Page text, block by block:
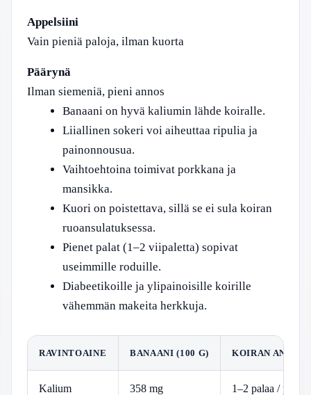
Appelsiini
Vain pieniä paloja, ilman kuorta
Päärynä
Ilman siemeniä, pieni annos
Banaani on hyvä kaliumin lähde koiralle.
Liiallinen sokeri voi aiheuttaa ripulia ja
painonnousua.
Vaihtoehtoina toimivat porkkana ja
mansikka.
Kuori on poistettava, sillä se ei sula koiran
ruoansulatuksessa.
Pienet palat (1–2 viipaletta) sopivat
useimmille roduille.
Diabeetikoille ja ylipainoisille koirille
vähemmän makeita herkkuja.
RAVINTOAINE BANAANI (100 G) KOIRAN ANNOS
Kalium 358 mg 1–2 palaa / päivä